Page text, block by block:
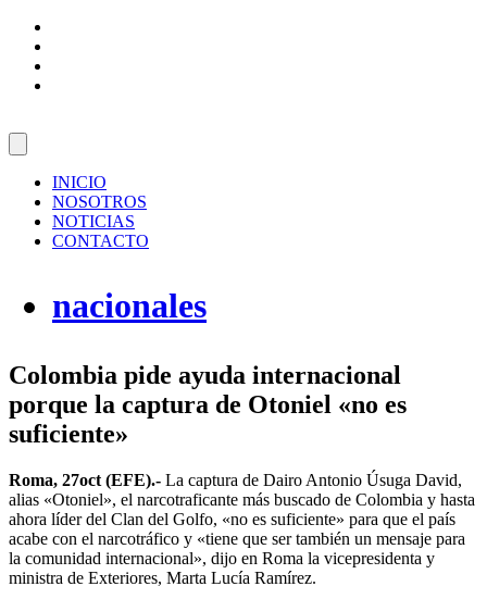
INICIO
NOSOTROS
NOTICIAS
CONTACTO
nacionales
Colombia pide ayuda internacional
porque la captura de Otoniel «no es
suficiente»
Roma, 27oct (EFE).- La captura de Dairo Antonio Úsuga David,
alias «Otoniel», el narcotraficante más buscado de Colombia y hasta
ahora líder del Clan del Golfo, «no es suficiente» para que el país
acabe con el narcotráfico y «tiene que ser también un mensaje para
la comunidad internacional», dijo en Roma la vicepresidenta y
ministra de Exteriores, Marta Lucía Ramírez.